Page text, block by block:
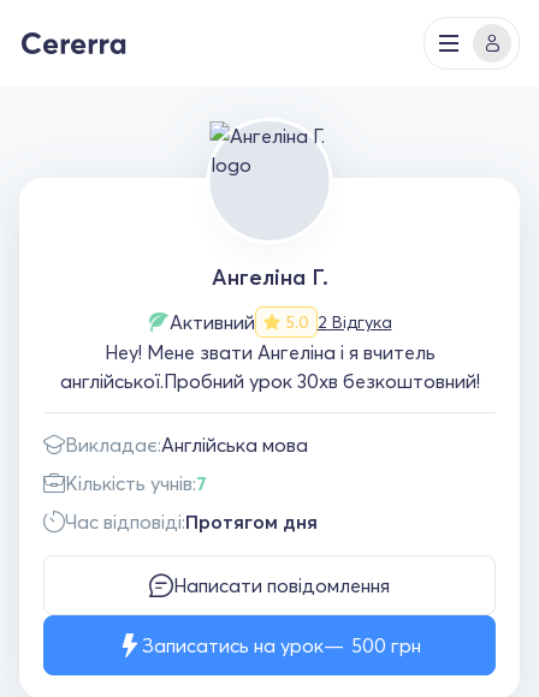
Ангеліна Г.
Активний 5.0 2 Відгука
Hey! Мене звати Ангеліна і я вчитель
англійської.Пробний урок 30хв безкоштовний!
Викладає:Англійська мова
Кількість учнів:7
Час відповіді:Протягом дня
Написати повідомлення
Записатись на урок 500 грн